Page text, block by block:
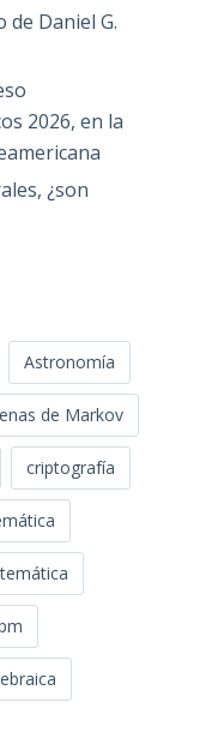
de Daniel G.
2026, en la
¿son
Astronomía
de Markov
criptografía